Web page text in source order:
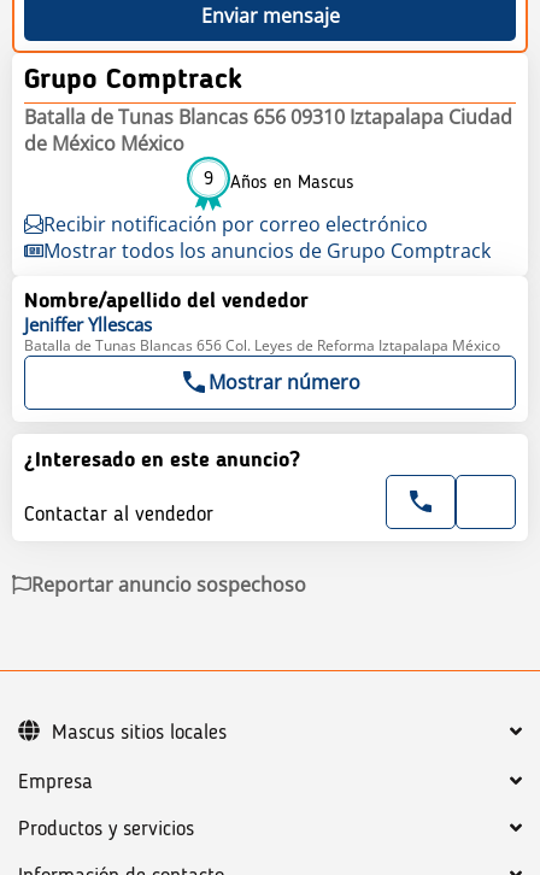
Enviar mensaje
Grupo Comptrack
Batalla de Tunas Blancas 656 09310 Iztapalapa Ciudad
de México México
9 Años en Mascus
Recibir notificación por correo electrónico
Mostrar todos los anuncios de Grupo Comptrack
Nombre/apellido del vendedor
Jeniffer Yllescas
Batalla de Tunas Blancas 656 Col. Leyes de Reforma Iztapalapa México
Mostrar número
¿Interesado en este anuncio?
Contactar al vendedor
Reportar anuncio sospechoso
Empresa
Productos y servicios
Mascus sitios locales